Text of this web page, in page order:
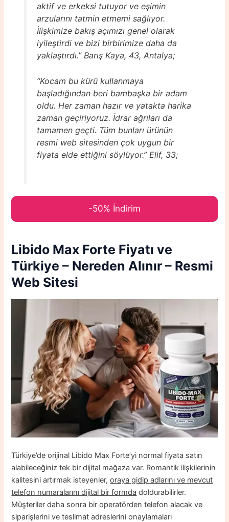
aktif ve erkeksi tutuyor ve eşimin
arzularını tatmin etmemi sağlıyor.
İlişkimize bakış açımızı genel olarak
iyileştirdi ve bizi birbirimize daha da
yaklaştırdı.” Barış Kaya, 43, Antalya;
“Kocam bu kürü kullanmaya
başladığından beri bambaşka bir adam
oldu. Her zaman hazır ve yatakta harika
zaman geçiriyoruz. İdrar ağrıları da
tamamen geçti. Tüm bunları ürünün
resmi web sitesinden çok uygun bir
fiyata elde ettiğini söylüyor.” Elif, 33;
-50% İndirim
Libido Max Forte Fiyatı ve
Türkiye – Nereden Alınır – Resmi
Web Sitesi
Türkiye’de orijinal Libido Max Forte’yi normal fiyata satın
alabileceğiniz tek bir dijital mağaza var. Romantik ilişkilerinin
kalitesini artırmak isteyenler,oraya gidip adlarını ve mevcut
telefon numaralarını dijital bir formda doldurabilirler.
Müşteriler daha sonra bir operatörden telefon alacak ve
siparişlerini ve teslimat adreslerini onaylamaları